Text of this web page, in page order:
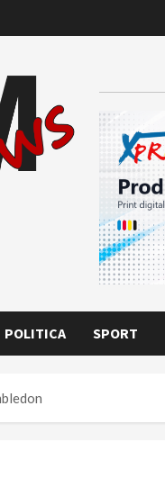
POLITICA SPORT